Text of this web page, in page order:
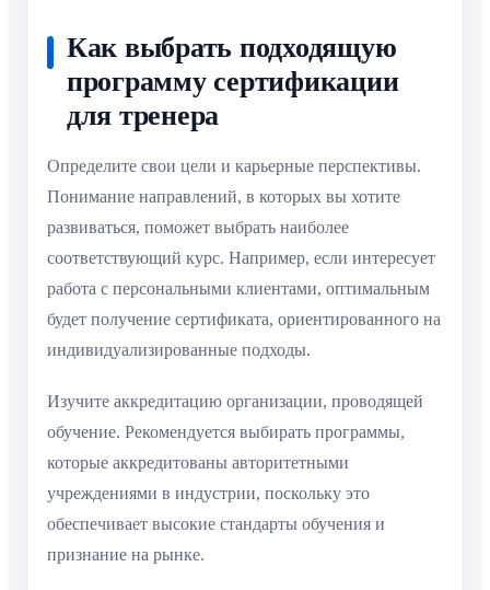
Как выбрать подходящую
программу сертификации
для тренера
Определите свои цели и карьерные перспективы.
Понимание направлений, в которых вы хотите
развиваться, поможет выбрать наиболее
соответствующий курс. Например, если интересует
работа с персональными клиентами, оптимальным
будет получение сертификата, ориентированного на
индивидуализированные подходы.
Изучите аккредитацию организации, проводящей
обучение. Рекомендуется выбирать программы,
которые аккредитованы авторитетными
учреждениями в индустрии, поскольку это
обеспечивает высокие стандарты обучения и
признание на рынке.